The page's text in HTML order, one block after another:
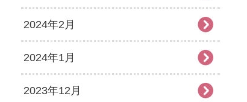
2024年2月
2024年1月
2023年12月